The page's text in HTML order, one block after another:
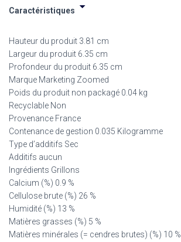
Caractéristiques
Hauteur du produit 3.81 cm
Largeur du produit 6.35 cm
Profondeur du produit 6.35 cm
Marque Marketing Zoomed
Poids du produit non packagé 0.04 kg
Recyclable Non
Provenance France
Contenance de gestion 0.035 Kilogramme
Type d’additifs Sec
Additifs aucun
Ingrédients Grillons
Calcium (%) 0.9 %
Cellulose brute (%) 26 %
Humidité (%) 13 %
Matières grasses (%) 5 %
Matières minérales (= cendres brutes) (%) 10 %